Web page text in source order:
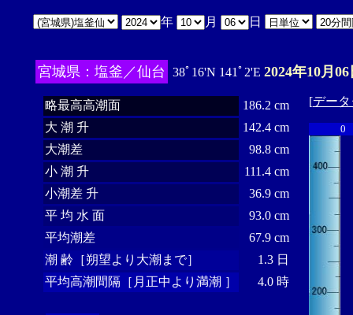
年 月 日
宮城県：塩釜／仙台 38ﾟ16'N 141ﾟ2'E 2024年10月
略最高高潮面
186.2 cm
大 潮 升
142.4 cm
大潮差
98.8 cm
小 潮 升
111.4 cm
小潮差 升
36.9 cm
平 均 水 面
93.0 cm
平均潮差
67.9 cm
潮 齢［朔望より大潮まで］
1.3 日
平均高潮間隔［月正中より満潮 ］
4.0 時
[デー
0